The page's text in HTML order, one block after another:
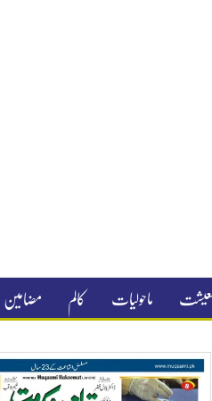
معیشت ماحولیات کالم مضامین